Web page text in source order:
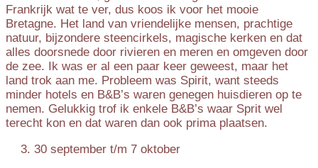
Frankrijk wat te ver, dus koos ik voor het mooie
Bretagne. Het land van vriendelijke mensen, prachtige
natuur, bijzondere steencirkels, magische kerken en dat
alles doorsnede door rivieren en meren en omgeven door
de zee. Ik was er al een paar keer geweest, maar het
land trok aan me. Probleem was Spirit, want steeds
minder hotels en B&B’s waren genegen huisdieren op te
nemen. Gelukkig trof ik enkele B&B’s waar Sprit wel
terecht kon en dat waren dan ook prima plaatsen.
30 september t/m 7 oktober